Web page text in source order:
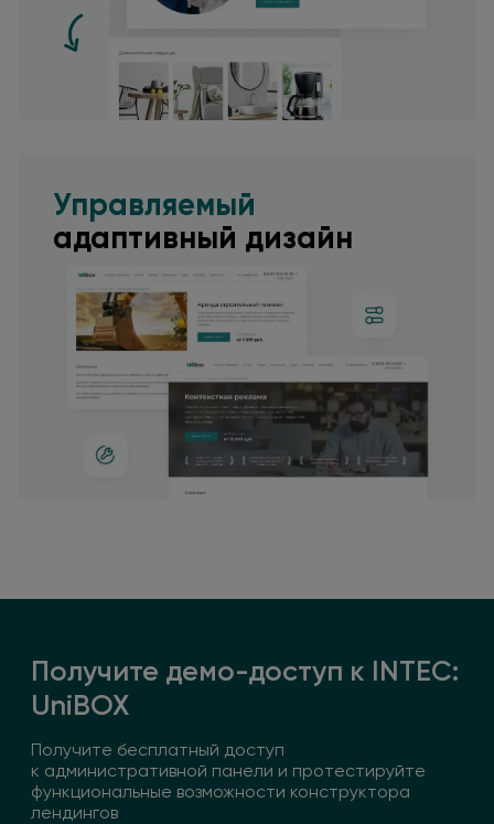
Управляемый
адаптивный дизайн
Получите демо-доступ к INTEC:
UniBOX
Получите бесплатный доступ
к административной панели и протестируйте
функциональные возможности конструктора
лендингов